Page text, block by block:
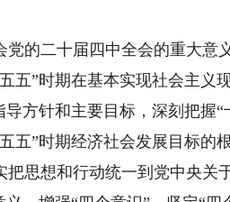
二十届四中全会的重大意
五”时期在基本实现社会主义
方针和主要目标，深刻把握
五”时期经济社会发展目标的
思想和行动统一到党中央关